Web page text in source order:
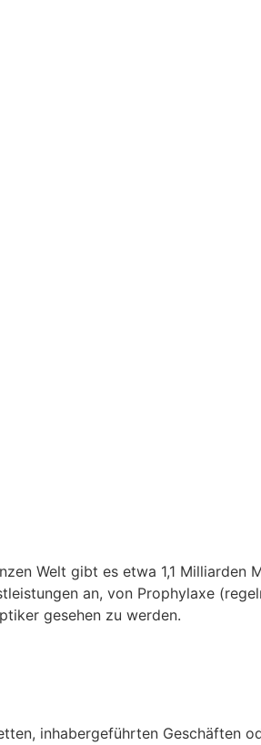
Welt gibt es etwa 1,1 Milliarden
an, von Prophylaxe
gesehen zu werden.
inhabergeführten Geschäften